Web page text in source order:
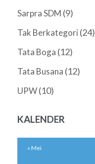
Sarpra SDM (9)
Tak Berkategori (24)
Tata Boga (12)
Tata Busana (12)
UPW(10)
KALENDER
« Mei